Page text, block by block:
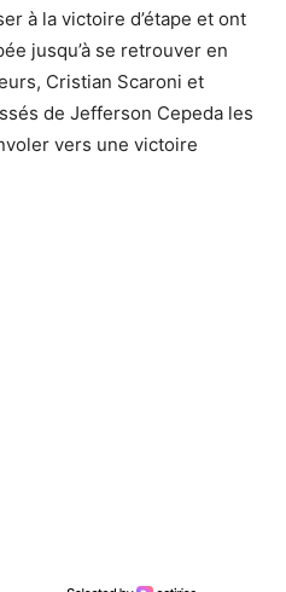
à la victoire d’étape et ont
jusqu’à se retrouver en
Cristian Scaroni et
de Jefferson Cepeda les
vers une victoire